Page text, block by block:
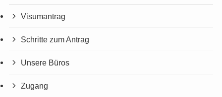
Visumantrag
Schritte zum Antrag
Unsere Büros
Zugang